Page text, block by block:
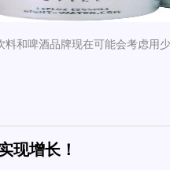
和啤酒品牌现在可能会考虑用
现增长！